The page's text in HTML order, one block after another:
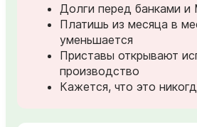
Долги перед банками
Платишь из месяца в
уменьшается
Приставы открывают
производство
Кажется, что это